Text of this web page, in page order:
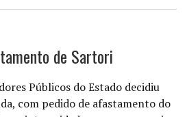
de Sartori
Públicos do Estado decidiu
com pedido de afastamento do